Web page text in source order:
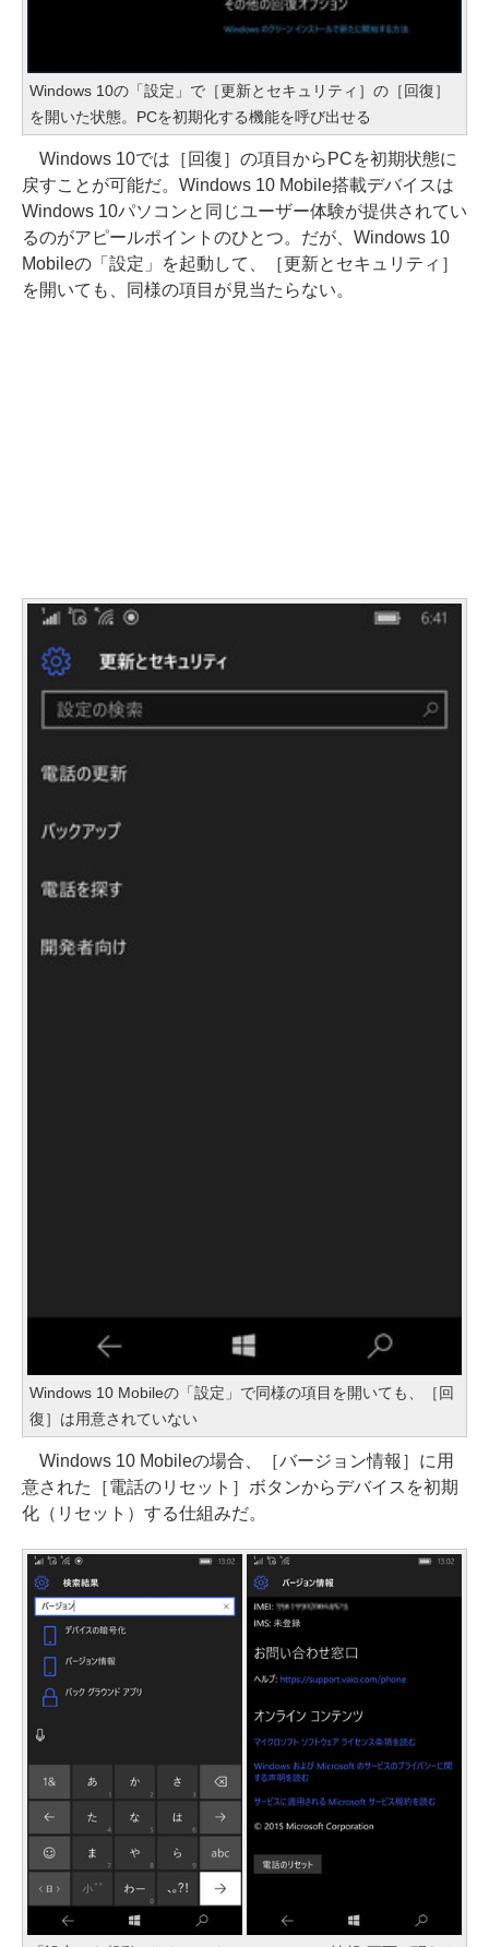
Windows 10の「設定」で［更新とセキュリティ］の［回復］
を開いた状態。PCを初期化する機能を呼び出せる
Windows 10では［回復］の項目からPCを初期状態に
戻すことが可能だ。Windows 10 Mobile搭載デバイスは
Windows 10パソコンと同じユーザー体験が提供されてい
るのがアピールポイントのひとつ。だが、Windows 10
Mobileの「設定」を起動して、［更新とセキュリティ］
を開いても、同様の項目が見当たらない。
Windows 10 Mobileの「設定」で同様の項目を開いても、［回
復］は用意されていない
Windows 10 Mobileの場合、［バージョン情報］に用
意された［電話のリセット］ボタンからデバイスを初期
化（リセット）する仕組みだ。